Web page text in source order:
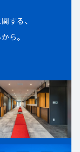
する、
ら。